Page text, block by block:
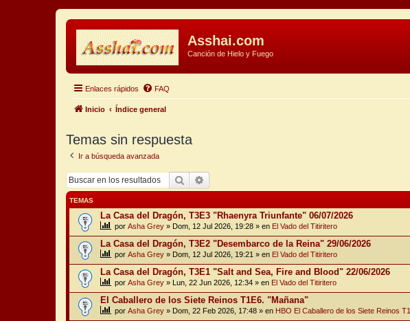
Asshai.com
Canción de Hielo y Fuego
Enlaces rápidos FAQ
Inicio Índice general
Temas sin respuesta
Ir a búsqueda avanzada
Buscar
TEMAS
La Casa del Dragón, T3E3 "Rhaenyra Triunfante" 06/07/2026
por Asha Grey » Dom, 12 Jul 2026, 19:28 » en El Vado del Titiritero
La Casa del Dragón, T3E2 "Desembarco de la Reina" 29/06/2026
por Asha Grey » Dom, 12 Jul 2026, 19:21 » en El Vado del Titiritero
La Casa del Dragón, T3E1 "Salt and Sea, Fire and Blood" 22/06/2026
por Asha Grey » Lun, 22 Jun 2026, 12:34 » en El Vado del Titiritero
El Caballero de los Siete Reinos T1E6. "Mañana"
por Asha Grey » Dom, 22 Feb 2026, 17:48 » en HBO El Caballero de los Siete Reinos T1